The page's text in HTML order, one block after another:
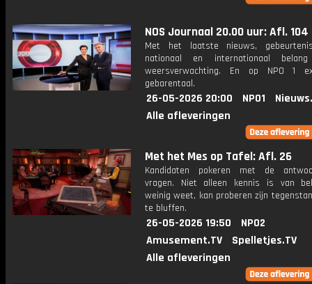
NOS Journaal 20.00 uur: Afl. 104
Met het laatste nieuws,
nationaal en internationaal
weersverwachting. En op NPO 1
gebarentaal.
26-05-2026 20:00 NPO1
Alle afleveringen
Met het Mes op Tafel: Afl. 26
Kandidaten pokeren met de
vragen. Niet alleen kennis is van
weinig weet, kan proberen zijn
te bluffen.
26-05-2026 19:50
NPO2
Amusement.TV
Spelletjes.TV
Alle afleveringen